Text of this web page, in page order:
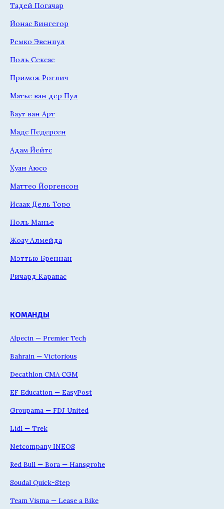
Тадей Погачар
Йонас Вингегор
Ремко Эвенпул
Поль Сексас
Примож Роглич
Матье ван дер Пул
Ваут ван Арт
Мадс Педерсен
Адам Йейтс
Хуан Аюсо
Маттео Йоргенсон
Исаак Дель Торо
Поль Манье
Жоау Алмейда
Мэттью Бреннан
Ричард Карапас
КОМАНДЫ
Alpecin — Premier Tech
Bahrain — Victorious
Decathlon CMA CGM
EF Education — EasyPost
Groupama — FDJ United
Lidl — Trek
Netcompany INEOS
Red Bull — Bora — Hansgrohe
Soudal Quick-Step
Team Visma — Lease a Bike